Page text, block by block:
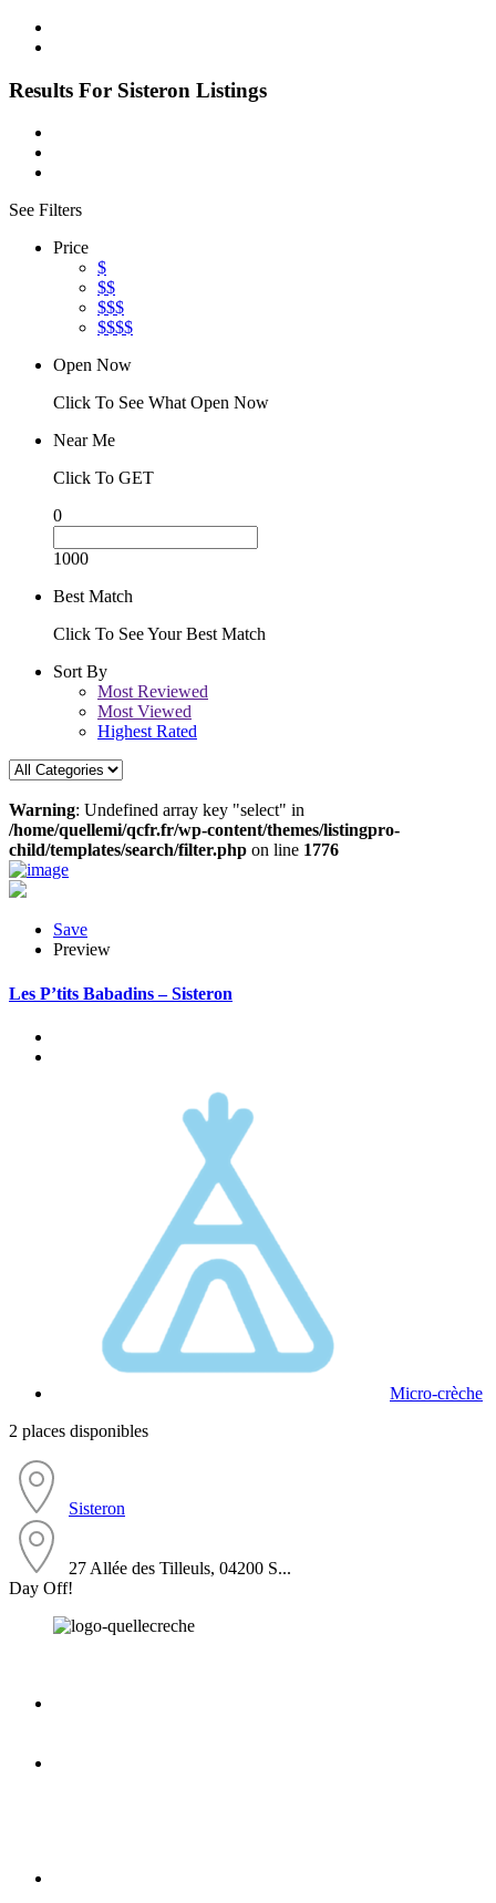
Results For Sisteron Listings
See Filters
Price
$
$$
$$$
$$$$
Open Now
Click To See What Open Now
Near Me
Click To GET
0
1000
Best Match
Click To See Your Best Match
Sort By
Most Reviewed
Most Viewed
Highest Rated
Warning: Undefined array key "select" in
/home/quellemi/qcfr.fr/wp-content/themes/listingpro-
child/templates/search/filter.php on line 1776
Save
Preview
Les P’tits Babadins – Sisteron
Micro-crèche
2 places disponibles
Sisteron
27 Allée des Tilleuls, 04200 S...
Day Off!